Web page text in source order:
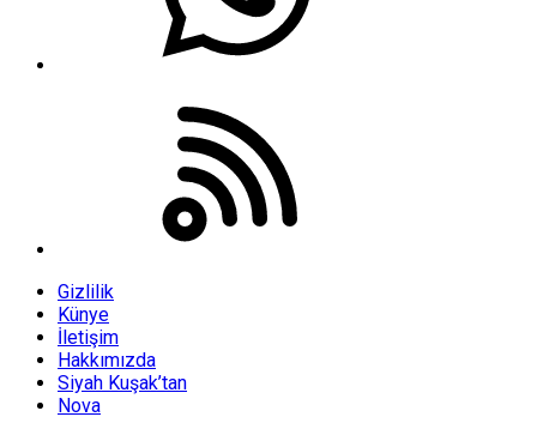
Gizlilik
Künye
İletişim
Hakkımızda
Siyah Kuşak’tan
Nova